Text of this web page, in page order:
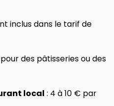
inclus dans le tarif de
des pâtisseries ou des
local : 4 à 10 € par